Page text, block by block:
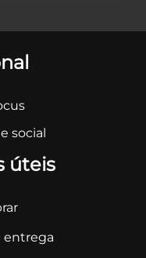
social
úteis
entrega